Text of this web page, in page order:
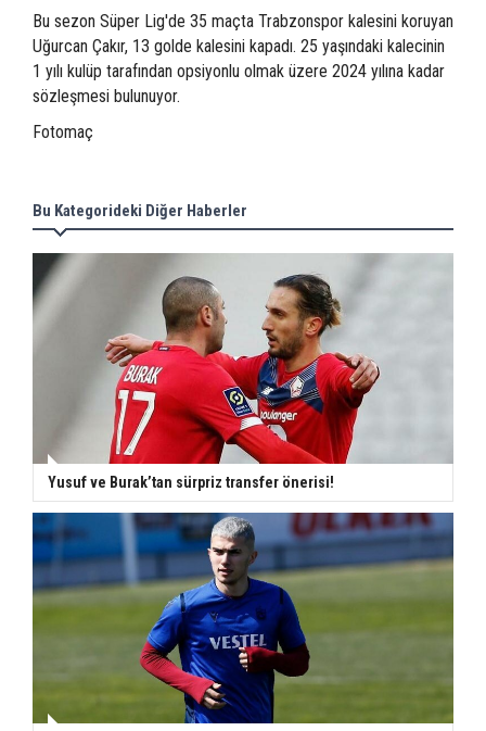
Bu sezon Süper Lig'de 35 maçta Trabzonspor kalesini koruyan
Uğurcan Çakır, 13 golde kalesini kapadı. 25 yaşındaki kalecinin
1 yılı kulüp tarafından opsiyonlu olmak üzere 2024 yılına kadar
sözleşmesi bulunuyor.
Fotomaç
Bu Kategorideki Diğer Haberler
Yusuf ve Burak’tan sürpriz transfer önerisi!